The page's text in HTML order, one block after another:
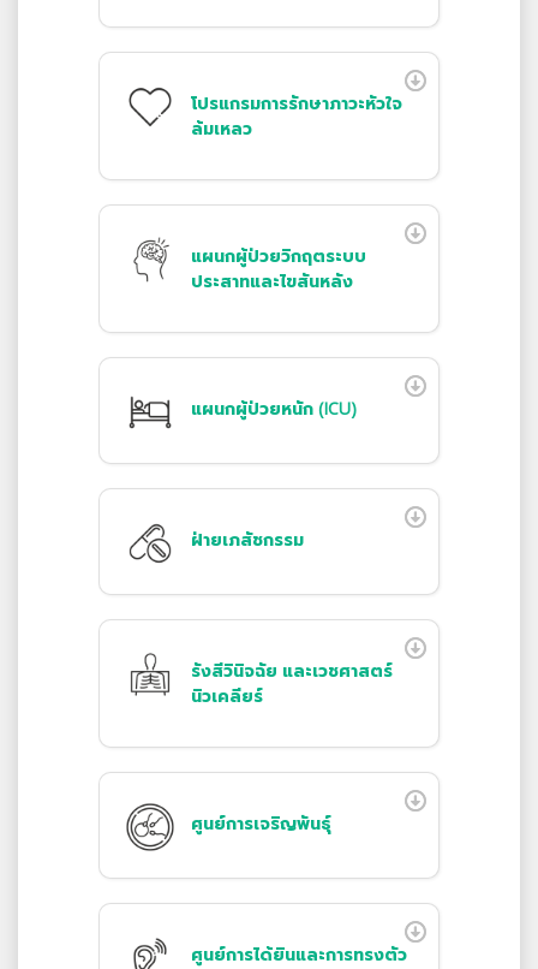
โปรแกรมการรักษาภาวะหัวใจ
ล้มเหลว
แผนกผู้ป่วยวิกฤตระบบ
ประสาทและไขสันหลัง
แผนกผู้ป่วยหนัก (ICU)
ฝ่ายเภสัชกรรม
รังสีวินิจฉัย และเวชศาสตร์
นิวเคลียร์
ศูนย์การเจริญพันธุ์
ศูนย์การได้ยินและการทรงตัว